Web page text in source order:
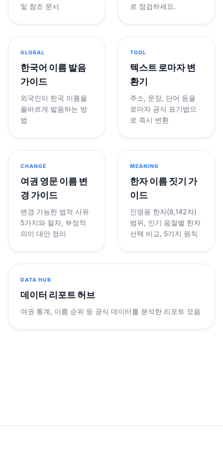
및 참조 문서
로 점검하세요.
GLOBAL
한국어 이름 발음
가이드
외국인이 한국 이름을
올바르게 발음하는 방
법
TOOL
텍스트 로마자 변
환기
주소, 문장, 단어 등을
로마자 공식 표기법으
로 즉시 변환
CHANGE
여권 영문 이름 변
경 가이드
변경 가능한 법적 사유
5가지와 절차, 부정적
의미 대안 정리
MEANING
한자 이름 짓기 가
이드
인명용 한자(8,142자)
범위, 인기 음절별 한자
선택 비교, 5가지 원칙
DATA HUB
데이터 리포트 허브
여권 통계, 이름 순위 등 공식 데이터를 분석한 리포트 모음